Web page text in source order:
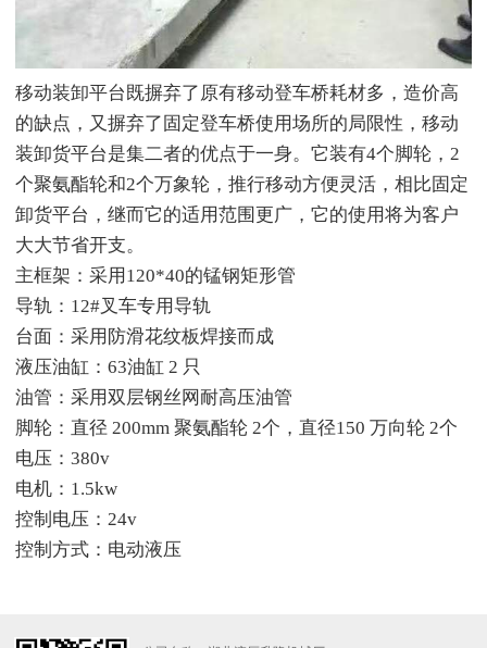
移动装卸平台既摒弃了原有移动登车桥耗材多，造价高
的缺点，又摒弃了固定登车桥使用场所的局限性，移动
装卸货平台是集二者的优点于一身。它装有4个脚轮，2
个聚氨酯轮和2个万象轮，推行移动方便灵活，相比固定
卸货平台，继而它的适用范围更广，它的使用将为客户
大大节省开支。
主框架：采用120*40的锰钢矩形管
导轨：12#叉车专用导轨
台面：采用防滑花纹板焊接而成
液压油缸：63油缸 2 只
油管：采用双层钢丝网耐高压油管
脚轮：直径 200mm 聚氨酯轮 2个，直径150 万向轮 2个
电压：380v
电机：1.5kw
控制电压：24v
控制方式：电动液压